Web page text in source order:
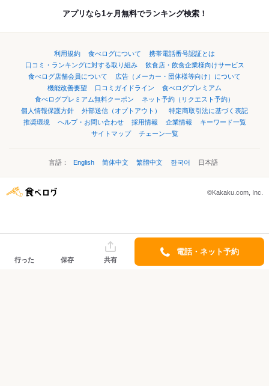
アプリなら1ヶ月無料でランキング検索！
利用規約 食べログについて
携帯電話番号認証とは
口コミ・ランキングに対する取り組み
飲食店・飲食企業様向けサービス
食べログ店舗会員について
広告（メーカー・団体様等向け）について
機能改善要望
口コミガイドライン
食べログプレミアム
食べログプレミアム無料クーポン
ネット予約（リクエスト予約）
個人情報保護方針
外部送信（オプトアウト）
特定商取引法に基づく表記
推奨環境
ヘルプ・お問い合わせ 採用情報 企業情報
キーワード一覧
サイトマップ
チェーン一覧
言語： English 简体中文 繁體中文 한국어 日本語
©Kakaku.com, Inc.
行った 保存 共有
電話・ネット予約